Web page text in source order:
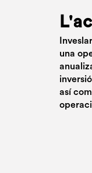
una
así